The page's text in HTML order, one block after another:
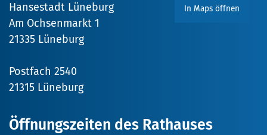
In Maps öffnen
Hansestadt Lüneburg
Am Ochsenmarkt 1
21335 Lüneburg
Postfach 2540
21315 Lüneburg
Öffnungszeiten des Rathauses